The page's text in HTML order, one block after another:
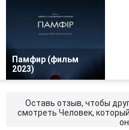
Памфир (фильм
2023)
Оставь отзыв, чтобы
смотреть Человек,